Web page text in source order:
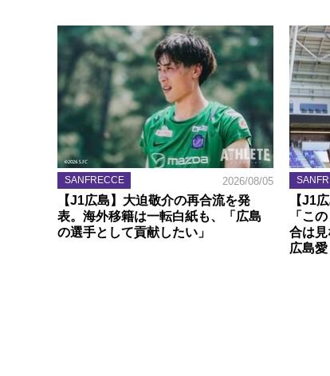
SANFRECCE 2026/08/05
【J1広島】大迫敬介の再合流を発
表。海外移籍は一転白紙も、「広島
の選手として貢献したい」
【J1
「こ
合は
広島愛